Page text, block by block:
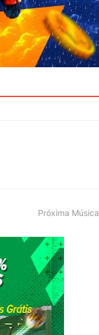
Próxima Música